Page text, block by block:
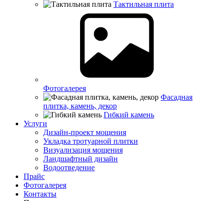
Тактильная плита
Фотогалерея
Фасадная
плитка, камень, декор
Гибкий камень
Услуги
Дизайн-проект мощения
Укладка тротуарной плитки
Визуализация мощения
Ландшафтный дизайн
Водоотведение
Прайс
Фотогалерея
Контакты